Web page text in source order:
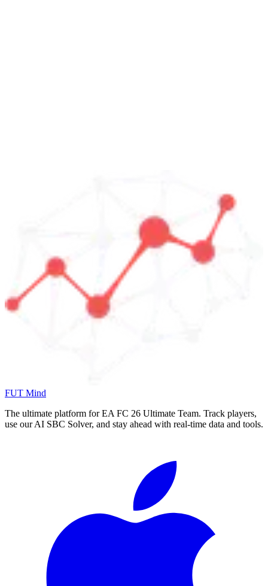
FUT Mind
The ultimate platform for EA FC 26 Ultimate Team. Track players,
use our AI SBC Solver, and stay ahead with real-time data and tools.